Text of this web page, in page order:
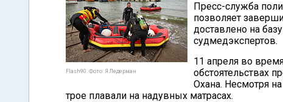
Flash90. Фото: Я.Ледерман
Пресс-служба
позволяет
доставлено на
судмедэкспертов.
11 апреля во
обстоятельствах
Охана. Несмотря
трое плавали на надувных матрасах.